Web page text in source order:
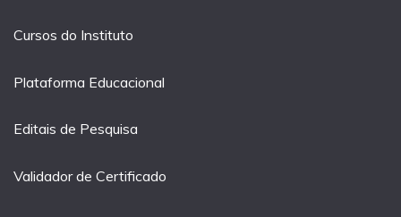
Cursos do Instituto
Plataforma Educacional
Editais de Pesquisa
Validador de Certificado